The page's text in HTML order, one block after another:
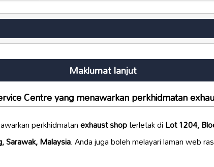
Maklumat lanjut
Centre yang menawarkan perkhidmatan
perkhidmatanexhaust shopterletak diLot 1204,
Sarawak, Malaysia. Anda juga boleh melayari laman web